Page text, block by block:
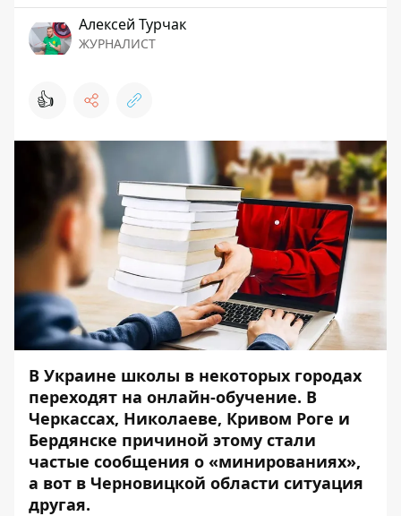
Алексей Турчак
ЖУРНАЛИСТ
👍
В Украине школы в некоторых городах
переходят на онлайн-обучение. В
Черкассах, Николаеве, Кривом Роге и
Бердянске причиной этому стали
частые сообщения о «минированиях»,
а вот в Черновицкой области ситуация
другая.